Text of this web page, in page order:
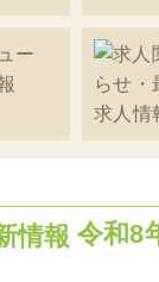
求人情
令和8